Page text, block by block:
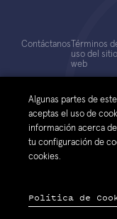
© 2026 Fundación
Contáctanos Términos
uso del sitio
web
Algunas partes de
aceptas el uso de
información acerca
tu configuración de
cookies.
Política de